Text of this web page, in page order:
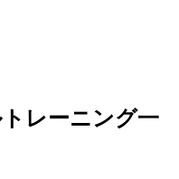
レーニング一